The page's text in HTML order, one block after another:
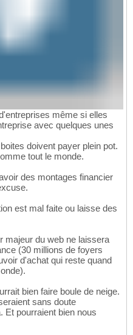
même si elles
avec quelques unes
doivent payer plein pot.
tout le monde.
des montages financier
est mal faite ou laisse des
majeur du web ne laissera
(30 millions de foyers
d'achat qui reste quand
bien faire boule de neige.
sans doute
Et pourraient bien nous